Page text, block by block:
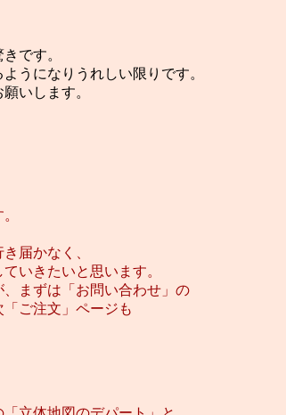
です。
うになりうれしい限りです。
いします。
届かなく、
いきたいと思います。
まずは「お問い合わせ」の
ご注文」ページも